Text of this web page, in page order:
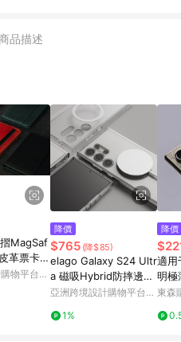
例如首購優惠，P coins，
限。 6. APP 請更新至
，禮物卡，開館保證金，補
購物站上之商品規格、
訊頁及購物車不符，以
準。 10. 點數紅包使用規
於 LINE 購物前往 Pinkoi
訂單，不符合導購資格；承
LINE 購物前往 Pinkoi 頁
品描述
MagSaf
革票卡
製化】
物平台
降價
$765 (降$85)
elago Galaxy S24 Ultr
a 磁吸Hybrid防摔邊框
透明手機殼
亞洲跨境設計購物平台
1%
降價
適用
明極
3U
東森